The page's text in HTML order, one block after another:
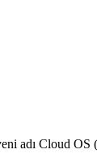
adı Cloud